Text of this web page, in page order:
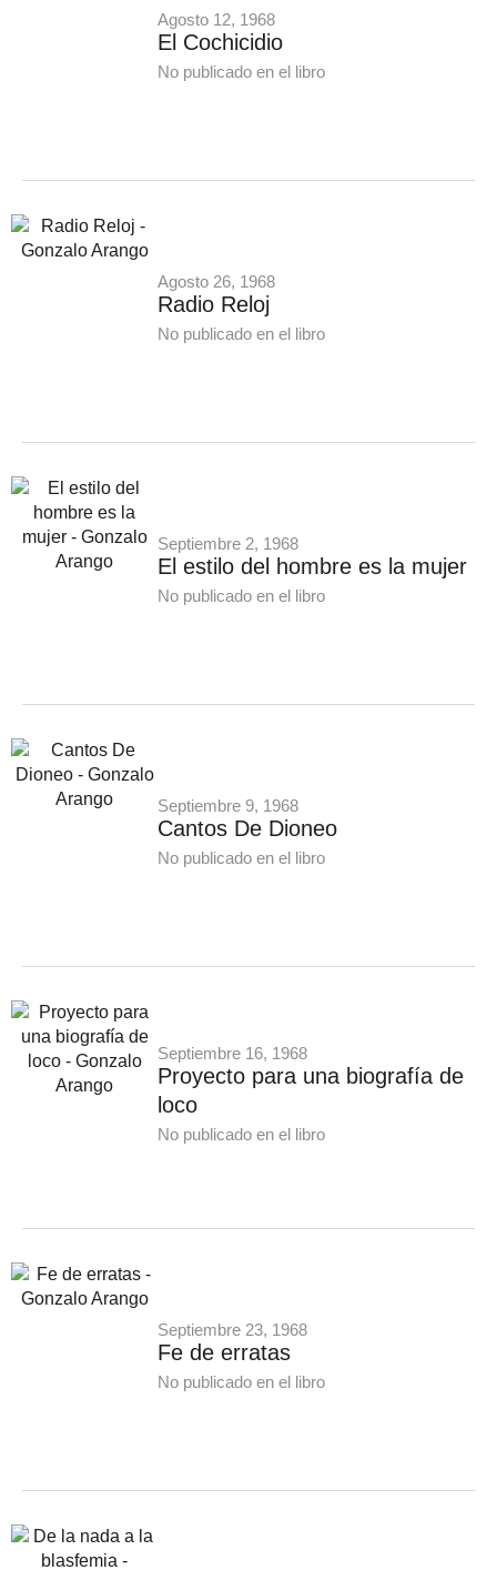
Agosto 12, 1968
El Cochicidio
No publicado en el libro
Agosto 26, 1968
Radio Reloj
No publicado en el libro
Septiembre 2, 1968
El estilo del hombre es la mujer
No publicado en el libro
Septiembre 9, 1968
Cantos De Dioneo
No publicado en el libro
Septiembre 16, 1968
Proyecto para una biografía de
loco
No publicado en el libro
Septiembre 23, 1968
Fe de erratas
No publicado en el libro